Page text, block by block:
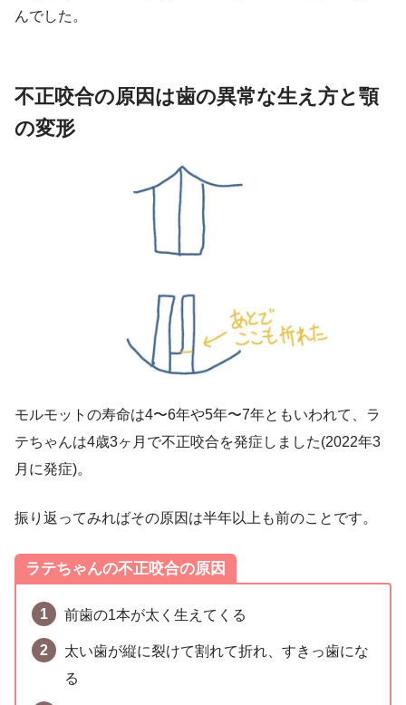
んでした。
不正咬合の原因は歯の異常な生え方と顎
の変形
モルモットの寿命は4〜6年や5年〜7年ともいわれて、ラ
テちゃんは4歳3ヶ月で不正咬合を発症しました(2022年3
月に発症)。
振り返ってみればその原因は半年以上も前のことです。
ラテちゃんの不正咬合の原因
前歯の1本が太く生えてくる
太い歯が縦に裂けて割れて折れ、すきっ歯にな
る